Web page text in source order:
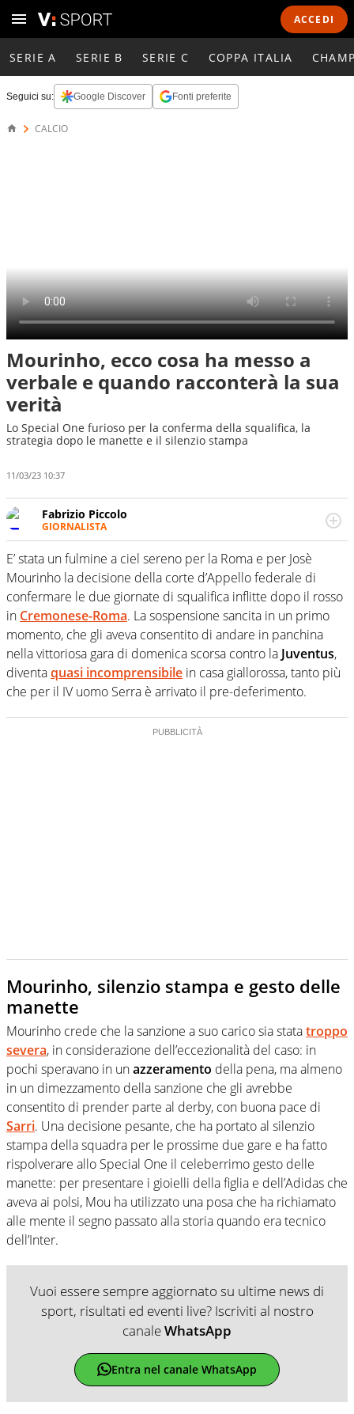
ACCEDI
SERIE A SERIE B SERIE C COPPA ITALIA
Seguici su: Google Discover Fonti preferite
CALCIO
Mourinho, ecco cosa ha messo a
verbale e quando racconterà la sua
verità
Lo Special One furioso per la conferma della squalifica, la
strategia dopo le manette e il silenzio stampa
11/03/23 10:37
Fabrizio Piccolo
GIORNALISTA
Nella sua carriera ha seguito numerose manifestazioni
sportive e collaborato con agenzie e testate. Esperienza,
competenza, conoscenza e memoria storica. Si occupa
prevalentemente di calcio
E’ stata un fulmine a ciel sereno per la Roma e per Josè
Mourinho la decisione della corte d’Appello federale di
confermare le due giornate di squalifica inflitte dopo il rosso
in Cremonese-Roma. La sospensione sancita in un primo
momento, che gli aveva consentito di andare in panchina
nella vittoriosa gara di domenica scorsa contro la Juventus,
diventaquasi incomprensibile in casa giallorossa, tanto più
che per il IV uomo Serra è arrivato il pre-deferimento.
Mourinho, silenzio stampa e gesto delle
manette
Mourinho crede che la sanzione a suo carico sia statatroppo
severa, in considerazione dell’eccezionalità del caso: in
pochi speravano in unazzeramento della pena, ma almeno
in un dimezzamento della sanzione che gli avrebbe
consentito di prender parte al derby, con buona pace di
Sarri. Una decisione pesante, che ha portato al silenzio
stampa della squadra per le prossime due gare e ha fatto
rispolverare allo Special One il celeberrimo gesto delle
manette: per presentare i gioielli della figlia e dell’Adidas che
aveva ai polsi, Mou ha utilizzato una posa che ha richiamato
alle mente il segno passato alla storia quando era tecnico
dell’Inter.
Vuoi essere sempre aggiornato su ultime news di
sport, risultati ed eventi live? Iscriviti al nostro
canaleWhatsApp
Entra nel canale WhatsApp